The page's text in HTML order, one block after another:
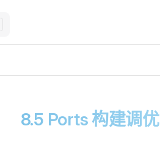
8.5 Ports 构建调优